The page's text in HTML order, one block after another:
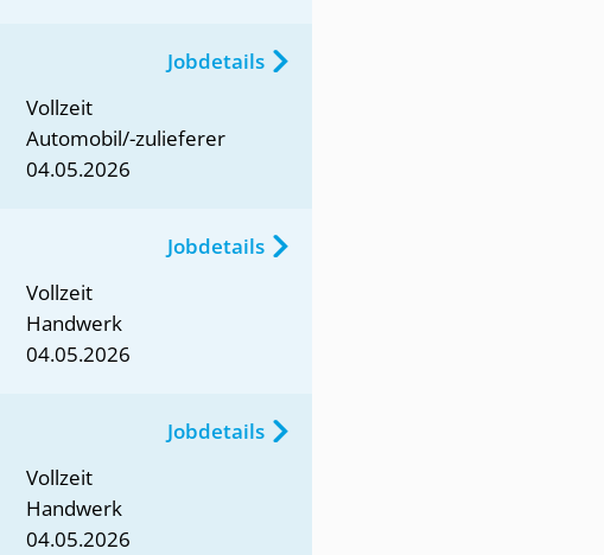
Vollzeit
Automobil/-zulieferer
04.05.2026
Jobdetails
Vollzeit
Handwerk
04.05.2026
Jobdetails
Vollzeit
Handwerk
04.05.2026
Jobdetails